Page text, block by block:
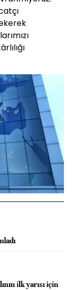
Toplam
Süre
9:54
Oynatma
Hızı
Mini
oynatıcı
Tam
Ekran
ilk yarısı için